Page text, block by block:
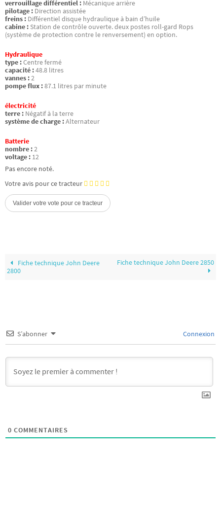
verrouillage différentiel : Mécanique arrière
pilotage : Direction assistée
freins : Différentiel disque hydraulique à bain d’huile
cabine : Station de contrôle ouverte. deux postes roll-gard Rops
(système de protection contre le renversement) en option.
Hydraulique
type :Centre fermé
capacité :48.8 litres
vannes :2
pompe flux :87.1 litres par minute
électricité
terre : Négatif à la terre
système de charge :Alternateur
Batterie
nombre :2
voltage : 12
Pas encore noté.
Votre avis pour ce tracteur
Fiche technique John Deere
2800
Fiche technique John Deere 2850
S’abonner Connexion
0 COMMENTAIRES